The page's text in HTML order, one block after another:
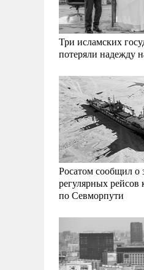
Три исламских
потеряли
Росатом сообщил о
регулярных рейсов
по Севморпути